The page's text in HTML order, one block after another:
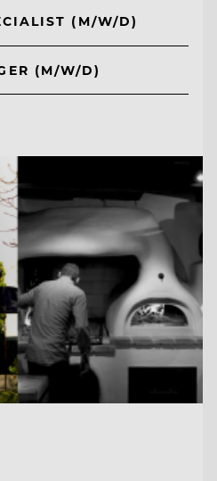
(M/W/D)
(M/W/D)